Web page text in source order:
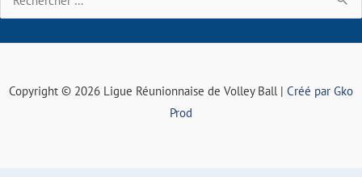
Copyright © 2026 Ligue Réunionnaise de Volley Ball | Créé par Gko
Prod